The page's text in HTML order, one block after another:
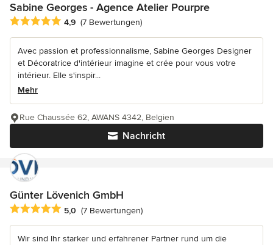
Sabine Georges - Agence Atelier Pourpre
Durchschnittliche Bewertung: 4.9 von 5 Sternen
4,9 (7 Bewertungen)
Avec passion et professionnalisme, Sabine Georges Designer
et Décoratrice d'intérieur imagine et crée pour vous votre
intérieur. Elle s'inspir...
Mehr
Nachricht
Rue Chaussée 62, AWANS 4342, Belgien
Günter Lövenich GmbH
Durchschnittliche Bewertung: 5 von 5 Sternen
5,0 (7 Bewertungen)
Wir sind Ihr starker und erfahrener Partner rund um die